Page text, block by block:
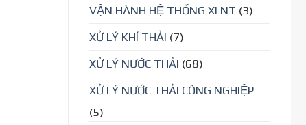
VẬN HÀNH HỆ THỐNG XLNT (3)
XỬ LÝ KHÍ THẢI (7)
XỬ LÝ NƯỚC THẢI (68)
XỬ LÝ NƯỚC THẢI CÔNG NGHIỆP
(5)